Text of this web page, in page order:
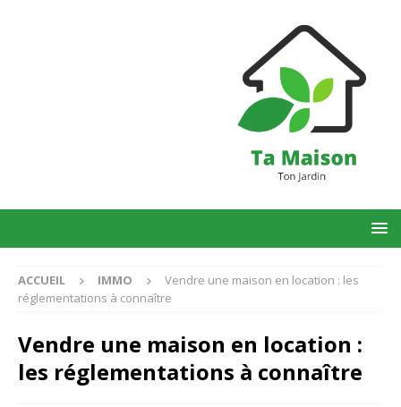
ACCUEIL IMMO
Vendre une maison en location : les
réglementations à connaître
Vendre une maison en location :
les réglementations à connaître